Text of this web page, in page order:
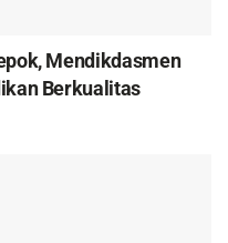
Mendikdasmen
Berkualitas